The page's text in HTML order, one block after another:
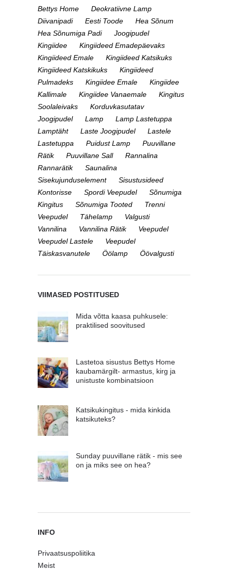
Bettys Home
Deokratiivne Lamp
Diivanipadi
Eesti Toode
Hea Sõnum
Hea Sõnumiga Padi
Joogipudel
Kingiidee
Kingiideed Emadepäevaks
Kingiideed Emale
Kingiideed Katsikuks
Kingiideed Katskikuks
Kingiideed
Pulmadeks
Kingiidee Emale
Kingiidee
Kallimale
Kingiidee Vanaemale
Kingitus
Soolaleivaks
Korduvkasutatav
Joogipudel
Lamp
Lamp Lastetuppa
Lamptäht
Laste Joogipudel
Lastele
Lastetuppa
Puidust Lamp
Puuvillane
Rätik
Puuvillane Sall
Rannalina
Rannarätik
Saunalina
Sisekujunduselement
Sisustusideed
Kontorisse
Spordi Veepudel
Sõnumiga
Kingitus
Sõnumiga Tooted
Trenni
Veepudel
Tähelamp
Valgusti
Vannilina
Vannilina Rätik
Veepudel
Veepudel Lastele
Veepudel
Täiskasvanutele
Öölamp Öövalgusti
VIIMASED POSTITUSED
Mida võtta kaasa puhkusele:
praktilised soovitused
Lastetoa sisustus Bettys Home
kaubamärgilt- armastus, kirg ja
unistuste kombinatsioon
Katsikukingitus - mida kinkida
katsikuteks?
Sunday puuvillane rätik - mis see
on ja miks see on hea?
INFO
Privaatsuspoliitika
Meist